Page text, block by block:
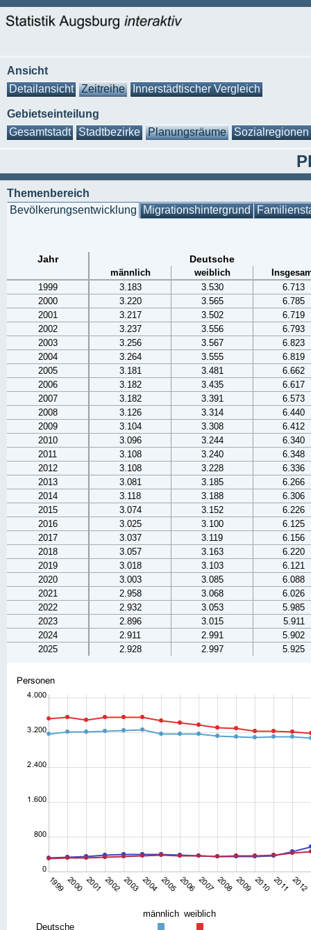
Ansicht
Detailansicht
Zeitreihe Innerstädtischer Vergleich
Gebietseinteilung
Gesamtstadt
Stadtbezirke Planungsräume Sozialregionen
Themenbereich
Bevölkerungsentwicklung Migrationshintergrund
Jahr Deutsche
männlich weiblich
1999
3.183 3.530
6.713
2000
3.220 3.565
6.785
2001
3.217 3.502
6.719
2002
3.237 3.556
6.793
2003
3.256 3.567
6.823
2004
3.264 3.555
6.819
2005
3.181 3.481
6.662
2006
3.182 3.435
6.617
2007
3.182 3.391
6.573
2008
3.126 3.314
6.440
2009
3.104 3.308
6.412
2010
3.096 3.244
6.340
2011
3.108 3.240
6.348
2012
3.108 3.228
6.336
2013
3.081 3.185
6.266
2014
3.118 3.188
6.306
2015
3.074 3.152
6.226
2016
3.025 3.100
6.125
2017
3.037 3.119
6.156
2018
3.057 3.163
6.220
2019
3.018 3.103
6.121
2020
3.003 3.085
6.088
2021
2.958 3.068
6.026
2022
2.932 3.053
5.985
2023
2.896 3.015
5.911
2024
2.911 2.991
5.902
2025
2.928 2.997 5.925
männlich weiblich
Deutsche